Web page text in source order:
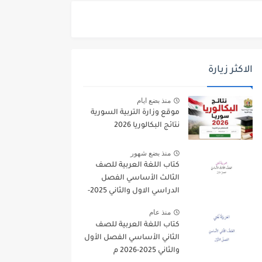
الاكثر زيارة
منذ بضع ايام
موقع وزارة التربية السورية
نتائج البكالوريا 2026
منذ بضع شهور
كتاب اللغة العربية للصف
الثالث الأساسي الفصل
الدراسي الاول والثاني 2025-
منذ عام
كتاب اللغة العربية للصف
الثاني الأساسي الفصل الأول
والثاني 2025-2026 م